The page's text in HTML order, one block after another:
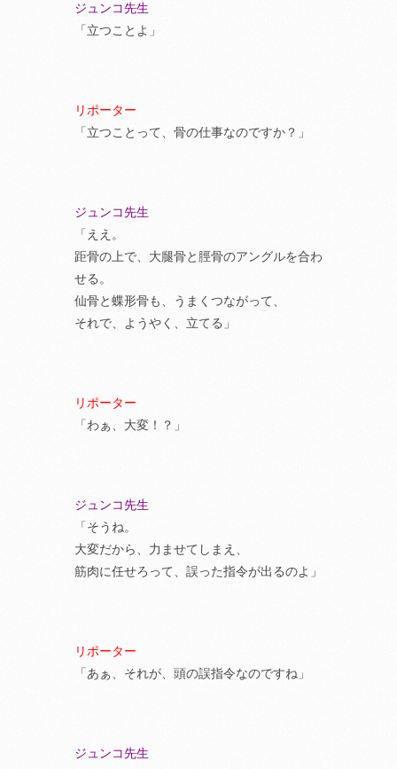
ジュンコ先生
「立つことよ」
リポーター
「立つことって、骨の仕事なのですか？」
ジュンコ先生
「ええ。
距骨の上で、大腿骨と脛骨のアングルを合わ
せる。
仙骨と蝶形骨も、うまくつながって、
それで、ようやく、立てる」
リポーター
「わぁ、大変！？」
ジュンコ先生
「そうね。
大変だから、力ませてしまえ、
筋肉に任せろって、誤った指令が出るのよ」
リポーター
「あぁ、それが、頭の誤指令なのですね」
ジュンコ先生